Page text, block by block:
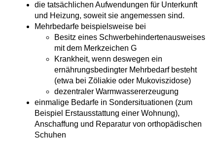
die tatsächlichen Aufwendungen für Unterkunft
und Heizung, soweit sie angemessen sind.
Mehrbedarfe beispielsweise bei
Besitz eines Schwerbehindertenausweises
mit dem Merkzeichen G
Krankheit, wenn deswegen ein
ernährungsbedingter Mehrbedarf besteht
(etwa bei Zöliakie oder Mukoviszidose)
dezentraler Warmwassererzeugung
einmalige Bedarfe in Sondersituationen (zum
Beispiel Erstausstattung einer Wohnung),
Anschaffung und Reparatur von orthopädischen
Schuhen